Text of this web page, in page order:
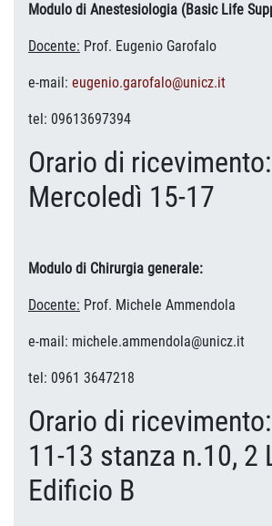
Modulo di Anestesiologia (Basic Life
Docente: Prof. Eugenio Garofalo
e-mail: eugenio.garofalo@unicz.it
tel: 09613697394
Orario di ricevimento:
Mercoledì 15-17
Modulo di Chirurgia generale:
Docente: Prof. Michele Ammendola
e-mail: michele.ammendola@unicz.it
tel: 0961 3647218
Orario di
11-13 stanza n.10, 2
Edificio B